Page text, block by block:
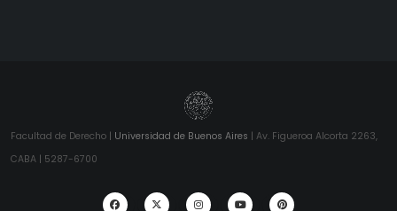
Facultad de Derecho | Universidad de Buenos Aires | Av. Figueroa Alcorta 2263,
CABA | 5287-6700